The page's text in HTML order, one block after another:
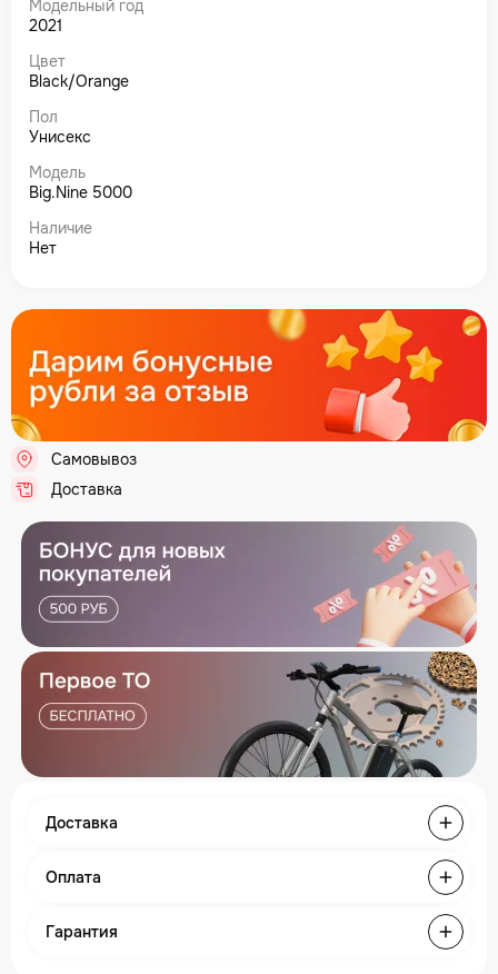
Модельный год
2021
Цвет
Black/Orange
Пол
Унисекс
Модель
Big.Nine 5000
Наличие
Нет
Самовывоз
Доставка
Доставка
Оплата
Гарантия